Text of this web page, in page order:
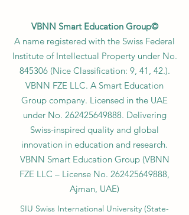
VBNN Smart Education Group©
A name registered with the Swiss Federal
Institute of Intellectual Property under No.
845306 (Nice Classification: 9, 41, 42.).
VBNN FZE LLC. A Smart Education
Group company. Licensed in the UAE
under No. 262425649888. Delivering
Swiss-inspired quality and global
innovation in education and research.
VBNN Smart Education Group (VBNN
FZE LLC – License No. 262425649888,
Ajman, UAE)
SIU Swiss International University (State-